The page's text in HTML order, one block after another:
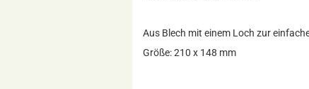
Aus Blech mit einem Loch zur
Größe: 210 x 148 mm